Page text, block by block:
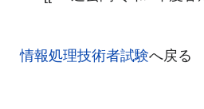
情報処理技術者試験へ戻る